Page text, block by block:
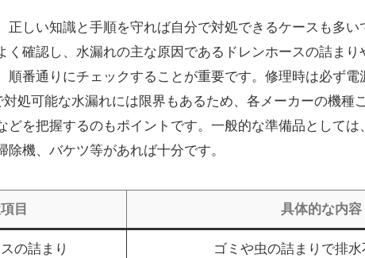
正しい知識と手順を守れば自分で対処できるケースも多い
く確認し、水漏れの主な原因であるドレンホースの詰ま
順番通りにチェックすることが重要です。修理時は必ず
処可能な水漏れには限界もあるため、各メーカーの機種
どを把握するのもポイントです。一般的な準備品としては
除機、バケツ等があれば十分です。
目 具体的な内容
の詰まり ゴミや虫の詰まりで排